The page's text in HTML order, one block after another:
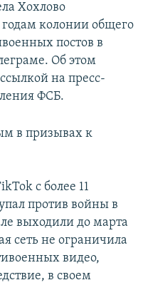
Хохлово
годам колонии общего
постов в
Об этом
на пресс-
ФСБ.
в призывах к
с более 11
против войны в
выходили до марта
сеть не ограничила
видео,
в своем